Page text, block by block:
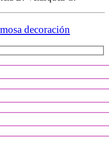
decoración